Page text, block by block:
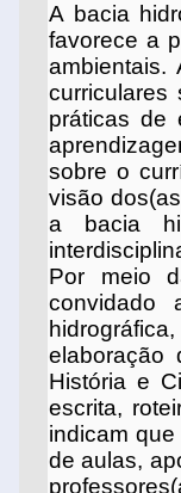
A bacia
favorece a
ambientais.
curriculares
práticas de
sobre o
visão
a bacia
Por meio
convidado
elaboração
História e
escrita,
indicam
de aulas,